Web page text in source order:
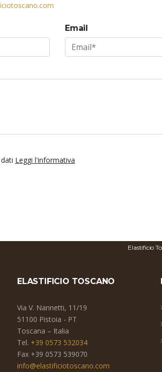
Email
Leggi l'informativa
Elastificio
ELASTIFICIO TOSCANO
Via V. Nannetti, 11/19
51100 Pistoia - PT
Toscana – Italia
Tel. +39 0573 532034
Fax +39 0573 539070
info@elastificiotoscano.com